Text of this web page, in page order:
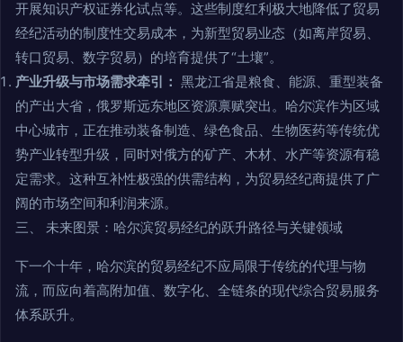
开展知识产权证券化试点等。这些制度红利极大地降低了贸易
经纪活动的制度性交易成本，为新型贸易业态（如离岸贸易、
转口贸易、数字贸易）的培育提供了“土壤”。
产业升级与市场需求牵引： 黑龙江省是粮食、能源、重型装备
的产出大省，俄罗斯远东地区资源禀赋突出。哈尔滨作为区域
中心城市，正在推动装备制造、绿色食品、生物医药等传统优
势产业转型升级，同时对俄方的矿产、木材、水产等资源有稳
定需求。这种互补性极强的供需结构，为贸易经纪商提供了广
阔的市场空间和利润来源。
三、 未来图景：哈尔滨贸易经纪的跃升路径与关键领域
下一个十年，哈尔滨的贸易经纪不应局限于传统的代理与物
流，而应向着高附加值、数字化、全链条的现代综合贸易服务
体系跃升。